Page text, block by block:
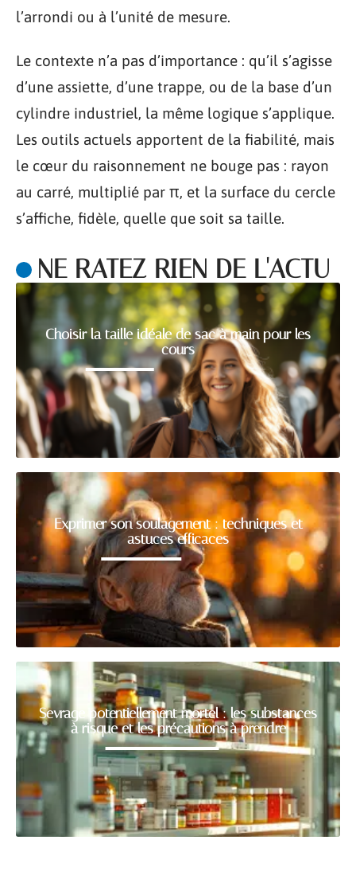
l’arrondi ou à l’unité de mesure.
Le contexte n’a pas d’importance : qu’il s’agisse
d’une assiette, d’une trappe, ou de la base d’un
cylindre industriel, la même logique s’applique.
Les outils actuels apportent de la fiabilité, mais
le cœur du raisonnement ne bouge pas : rayon
au carré, multiplié par π, et la surface du cercle
s’affiche, fidèle, quelle que soit sa taille.
NE RATEZ RIEN DE L'ACTU
Choisir la taille idéale de sac à main pour les
cours
Exprimer son soulagement : techniques et
astuces efficaces
Sevrage potentiellement mortel : les substances
à risque et les précautions à prendre